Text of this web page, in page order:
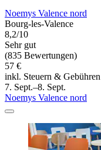
Noemys Valence nord
Bourg-les-Valence
8,2/10
Sehr gut
(835 Bewertungen)
57 €
inkl. Steuern & Gebühren
7. Sept.–8. Sept.
Noemys Valence nord